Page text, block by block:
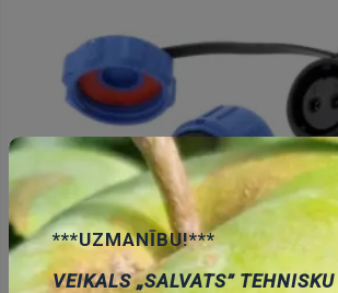
ŪDENSDROŠIE
***UZMANĪBU!***
VEIKALS „SALVATS”